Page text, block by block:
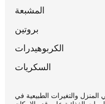
المشبعة
بروتين
الكربوهيدرات
السكريات
والتغيرات الطبيعية في